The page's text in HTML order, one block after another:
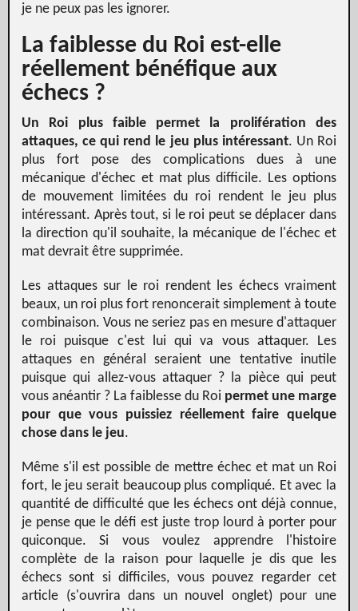
je ne peux pas les ignorer.
La faiblesse du Roi est-elle
réellement bénéfique aux
échecs ?
Un Roi plus faible permet la prolifération des
attaques, ce qui rend le jeu plus intéressant. Un Roi
plus fort pose des complications dues à une
mécanique d'échec et mat plus difficile. Les options
de mouvement limitées du roi rendent le jeu plus
intéressant. Après tout, si le roi peut se déplacer dans
la direction qu'il souhaite, la mécanique de l'échec et
mat devrait être supprimée.
Les attaques sur le roi rendent les échecs vraiment
beaux, un roi plus fort renoncerait simplement à toute
combinaison. Vous ne seriez pas en mesure d'attaquer
le roi puisque c'est lui qui va vous attaquer. Les
attaques en général seraient une tentative inutile
puisque qui allez-vous attaquer ? la pièce qui peut
vous anéantir ? La faiblesse du Roi permet une marge
pour que vous puissiez réellement faire quelque
chose dans le jeu.
Même s'il est possible de mettre échec et mat un Roi
fort, le jeu serait beaucoup plus compliqué. Et avec la
quantité de difficulté que les échecs ont déjà connue,
je pense que le défi est juste trop lourd à porter pour
quiconque. Si vous voulez apprendre l'histoire
complète de la raison pour laquelle je dis que les
échecs sont si difficiles, vous pouvez regarder cet
article (s'ouvrira dans un nouvel onglet) pour une